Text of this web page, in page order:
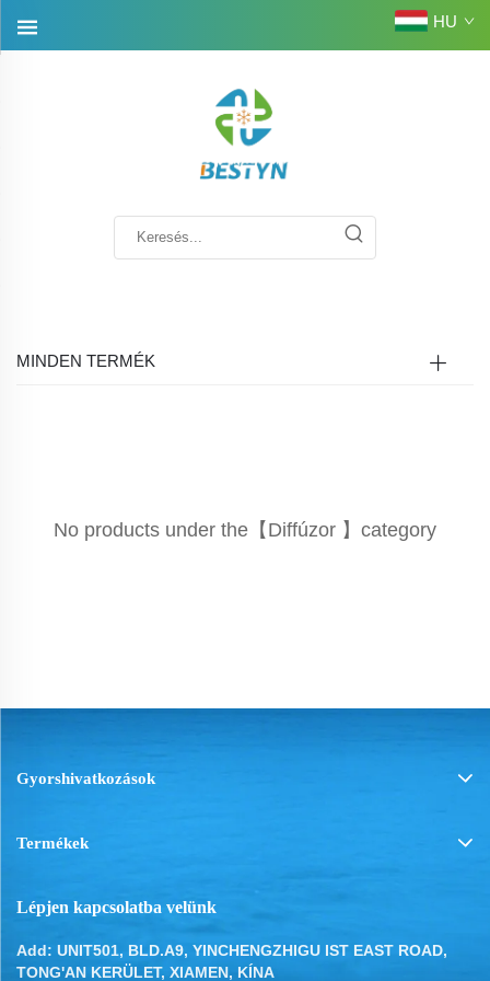
HU
MINDEN TERMÉK
No products under the【Diffúzor 】category
Gyorshivatkozások
Termékek
Lépjen kapcsolatba velünk
Add: UNIT501, BLD.A9, YINCHENGZHIGU IST EAST ROAD,
TONG'AN KERÜLET, XIAMEN, KÍNA